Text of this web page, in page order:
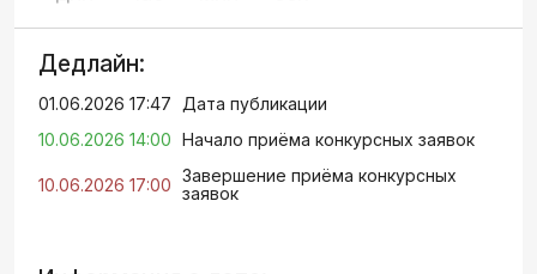
Дедлайн:
01.06.2026 17:47
Дата публикации
10.06.2026 14:00 Начало приёма конкурсных заявок
10.06.2026 17:00 Завершение приёма конкурсных
заявок